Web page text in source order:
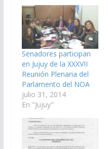
Senadores participan
en Jujuy de la XXXVII
Reunión Plenaria del
Parlamento del NOA
julio 31, 2014
En "Jujuy"